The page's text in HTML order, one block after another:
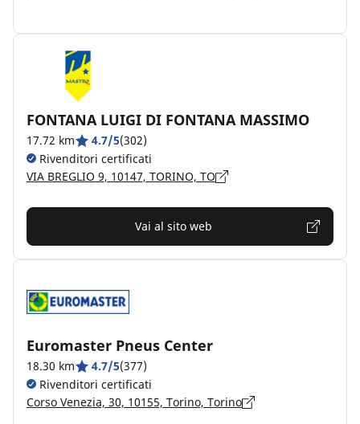
FONTANA LUIGI DI FONTANA MASSIMO
17.72 km 4.7/5(302)
Rivenditori certificati
VIA BREGLIO 9, 10147, TORINO, TO
Vai al sito web
Euromaster Pneus Center
18.30 km 4.7/5(377)
Rivenditori certificati
Corso Venezia, 30, 10155, Torino, Torino